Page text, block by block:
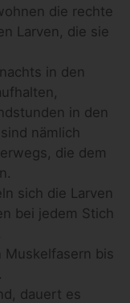
die rechte
Larven, die sie
in den
in den
nämlich
die dem
sich die Larven
bei jedem Stich
Muskelfasern bis
dauert es